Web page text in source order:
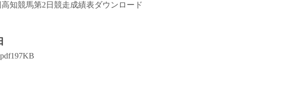
知競馬第2日競走成績表ダウンロード